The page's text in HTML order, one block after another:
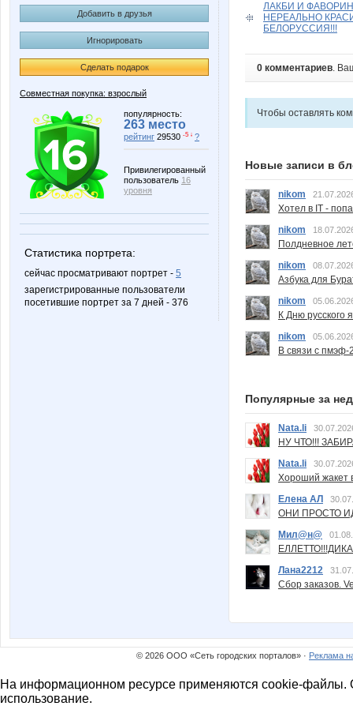
Добавить в друзья
Игнорировать
Сделать подарок
Совместная покупка: взрослый
популярность:
263 место
рейтинг 29530 -5 ↓ ?
Привилегированный
пользователь 16
уровня
Статистика портрета:
сейчас просматривают портрет - 5
зарегистрированные пользователи
посетившие портрет за 7 дней - 376
ЛАКБИ И
НЕРЕАЛЬНО
БЕЛОРУССИЯ!!!
0 комментариев.
Чтобы оставлять
Новые записи в
nikom
Хотел в IT -
nikom
Полдневное
nikom
Азбука для
nikom
К Дню русского
nikom
В связи с пмэф-
Популярные за
Nata.li
НУ ЧТО!!!
Nata.li
Хороший жакет
Елена АЛ
ОНИ ПРОСТО
Мил@н@
Лана2212
Сбор заказов.
© 2026 ООО «Сеть городских порталов» · Реклама
На информационном ресурсе применяются cookie-файлы.
использование.